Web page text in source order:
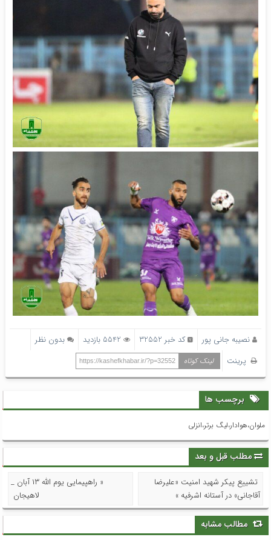
نصیبه جانی پور کد خبر 32552 5542 بازدید
بدون نظر
پرینت
لینک کوتاه https://kashefkhabar.ir/?p=32552
برچسب ها
ملوان،هوادار،لیگ برتر،انزلی
مطلب قبل و بعد
تشییع پیکر شهید امنیت «علیرضا
آقاجانی» در آستانه اشرفیه »
« راهپیمایی یوم الله ۱۳ آبان _
لاهیجان
مطالب مشابه